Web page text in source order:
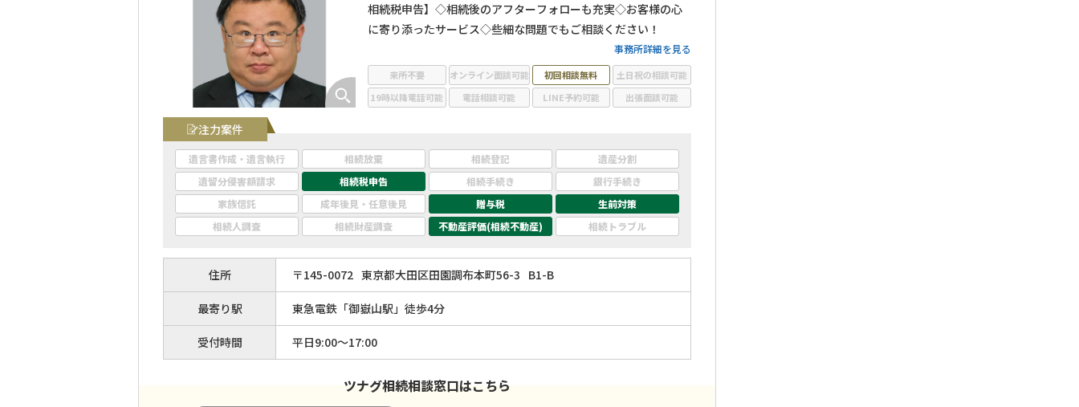
相続税申告】◇相続後のアフターフォローも充実◇お客様の心
に寄り添ったサービス◇些細な問題でもご相談ください！
事務所詳細を見る
来所不要 オンライン面談可能 初回相談無料
土日祝の相談可能
19時以降電話可能
電話相談可能 LINE予約可能 出張面談可能
注力案件
遺言書作成・遺言執行 相続放棄 相続登記
遺産分割
遺留分侵害額請求
相続税申告 相続手続き
銀行手続き
家族信託
成年後見・任意後見 贈与税
生前対策
相続人調査
相続財産調査 不動産評価(相続不動産) 相続トラブル
住所 〒145-0072 東京都大田区田園調布本町56-3 B1-B
最寄り駅 東急電鉄「御嶽山駅」徒歩4分
受付時間 平日9:00〜17:00
ツナグ相続相談窓口はこちら